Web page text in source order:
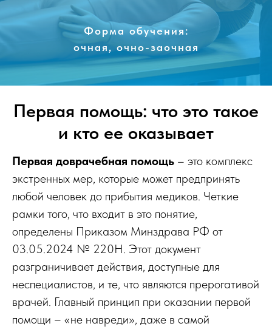
Форма обучения:
очная, очно-заочная
Первая помощь: что это такое
и кто ее оказывает
Первая доврачебная помощь – это комплекс
экстренных мер, которые может предпринять
любой человек до прибытия медиков. Четкие
рамки того, что входит в это понятие,
определены Приказом Минздрава РФ от
03.05.2024 № 220Н. Этот документ
разграничивает действия, доступные для
неспециалистов, и те, что являются прерогативой
врачей. Главный принцип при оказании первой
помощи – «не навреди», даже в самой